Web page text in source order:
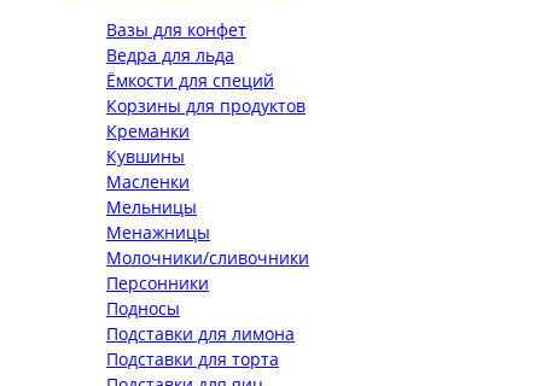
Вазы для конфет
Ведра для льда
Ёмкости для специй
Корзины для продуктов
Креманки
Кувшины
Масленки
Мельницы
Менажницы
Молочники/сливочники
Персонники
Подносы
Подставки для лимона
Подставки для торта